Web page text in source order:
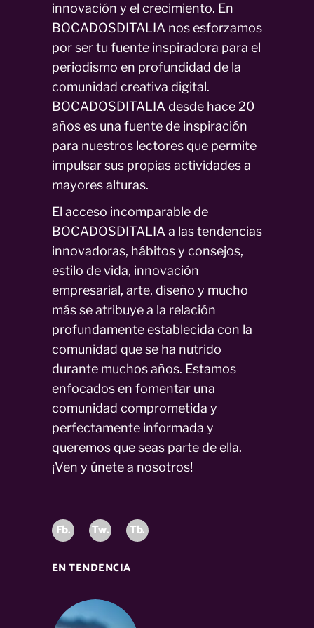
innovación y el crecimiento. En
BOCADOSDITALIA nos esforzamos
por ser tu fuente inspiradora para el
periodismo en profundidad de la
comunidad creativa digital.
BOCADOSDITALIA desde hace 20
años es una fuente de inspiración
para nuestros lectores que permite
impulsar sus propias actividades a
mayores alturas.
El acceso incomparable de
BOCADOSDITALIA a las tendencias
innovadoras, hábitos y consejos,
estilo de vida, innovación
empresarial, arte, diseño y mucho
más se atribuye a la relación
profundamente establecida con la
comunidad que se ha nutrido
durante muchos años. Estamos
enfocados en fomentar una
comunidad comprometida y
perfectamente informada y
queremos que seas parte de ella.
¡Ven y únete a nosotros!
Fb. Tw. Tb.
EN TENDENCIA